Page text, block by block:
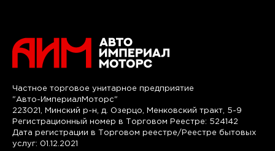
Частное торговое унитарное предприятие
"Авто-ИмпериалМоторс"
223021, Минский р-н, д. Озерцо, Менковский тракт, 5-9
Регистрационный номер в Торговом Реестре: 524142
Дата регистрации в Торговом реестре/Реестре бытовых
услуг: 01.12.2021